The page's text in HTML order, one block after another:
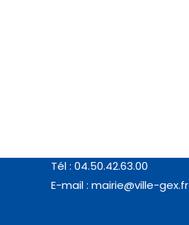
Tél : 04.50.42.63.00
E-mail : mairie@ville-gex.fr